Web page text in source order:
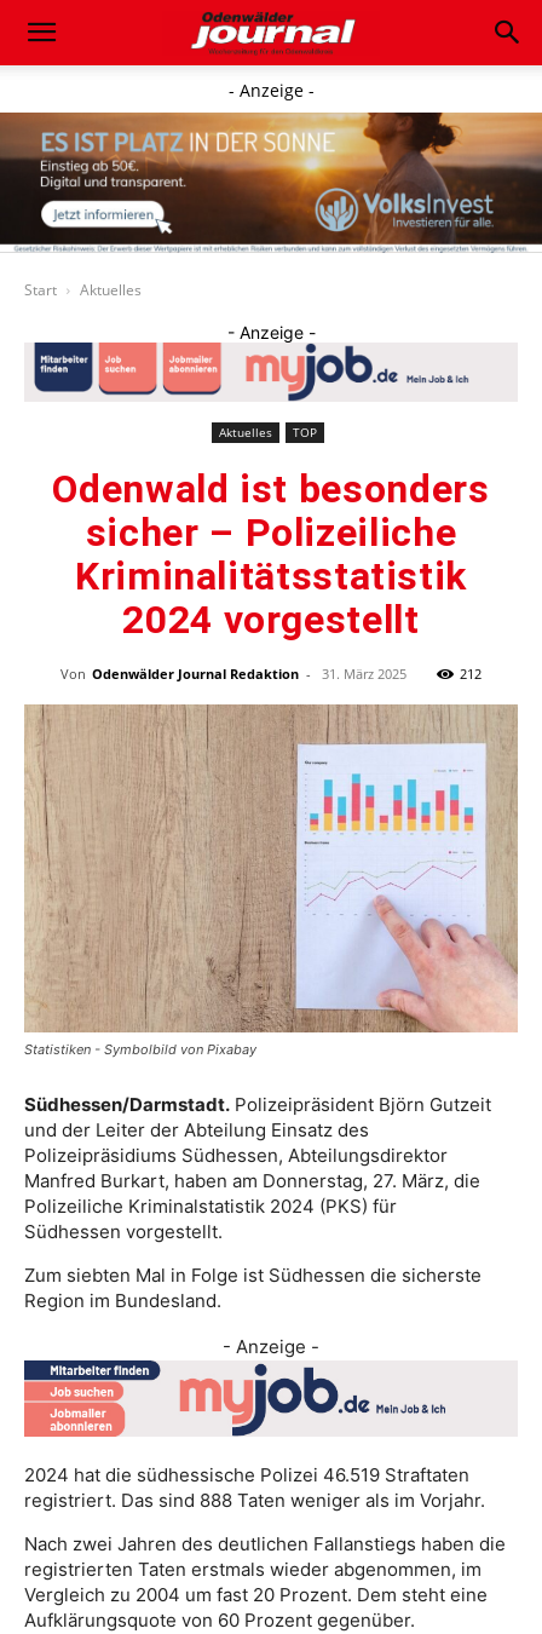
- Anzeige -
Start Aktuelles
- Anzeige -
Aktuelles TOP
Odenwald ist besonders
sicher – Polizeiliche
Kriminalitätsstatistik
2024 vorgestellt
Von Odenwälder Journal Redaktion - 31. März 2025 212
Statistiken - Symbolbild von Pixabay
Südhessen/Darmstadt. Polizeipräsident Björn Gutzeit
und der Leiter der Abteilung Einsatz des
Polizeipräsidiums Südhessen, Abteilungsdirektor
Manfred Burkart, haben am Donnerstag, 27. März, die
Polizeiliche Kriminalstatistik 2024 (PKS) für
Südhessen vorgestellt.
Zum siebten Mal in Folge ist Südhessen die sicherste
Region im Bundesland.
- Anzeige -
2024 hat die südhessische Polizei 46.519 Straftaten
registriert. Das sind 888 Taten weniger als im Vorjahr.
Nach zwei Jahren des deutlichen Fallanstiegs haben die
registrierten Taten erstmals wieder abgenommen, im
Vergleich zu 2004 um fast 20 Prozent. Dem steht eine
Aufklärungsquote von 60 Prozent gegenüber.